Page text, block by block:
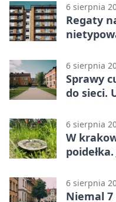
6 sierpnia
Regaty
6 sierpnia
Sprawy
do sieci.
6 sierpnia
W
6 sierpnia
Niemal 7